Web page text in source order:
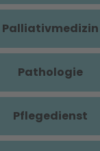
Palliativmedizin
Pathologie
Pflegedienst